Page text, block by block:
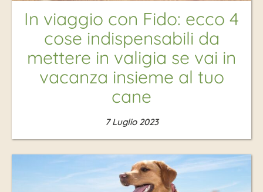
In viaggio con Fido: ecco 4
cose indispensabili da
mettere in valigia se vai in
vacanza insieme al tuo
cane
7 Luglio 2023